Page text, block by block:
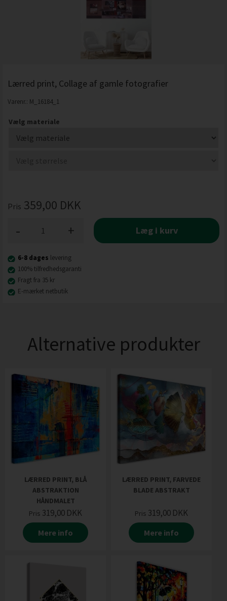
Lærred print, Collage af gamle fotografier
Varenr.: M_16184_1
Vælg materiale
Pris 359,00 DKK
+
- Læg i kurv
6-8 dages levering
100% tilfredhedsgaranti
Fragt fra 35 kr
E-mærket netbutik
Alternative produkter
LÆRRED PRINT, BLÅ
ABSTRAKTION
HÅNDMALET
Pris 319,00 DKK
Mere info
LÆRRED PRINT, FARVEDE
BLADE ABSTRAKT
Pris 319,00 DKK
Mere info